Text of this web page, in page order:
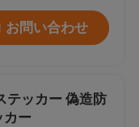
お問い合わせ
テッカー 偽造防
カー